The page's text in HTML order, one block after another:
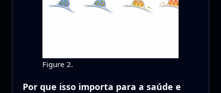
Figure 2.
Por que isso importa para a saúde e